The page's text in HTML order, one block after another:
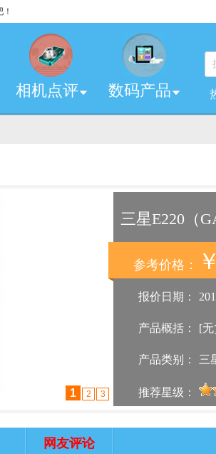
相机点评 数码产品
1 2 3
三星E220（
参考价格：
报价日期：
产品概括： [无
产品类别： 三
推荐星级：
网友评论